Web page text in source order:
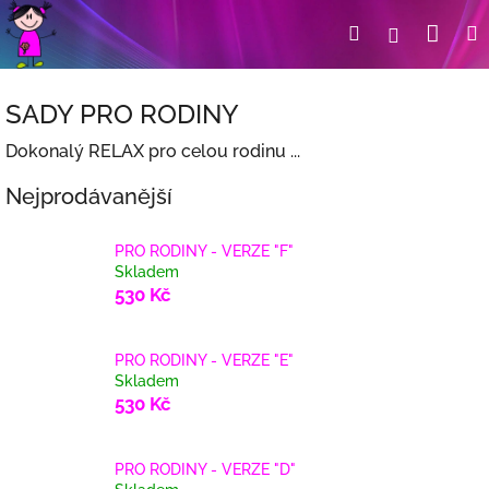
Přejít
na
obsah
HledatPřihlášení
SADY PRO RODINY
Dokonalý RELAX pro celou rodinu ...
Nejprodávanější
PRO RODINY - VERZE "F"
Skladem
530 Kč
PRO RODINY - VERZE "E"
Skladem
530 Kč
PRO RODINY - VERZE "D"